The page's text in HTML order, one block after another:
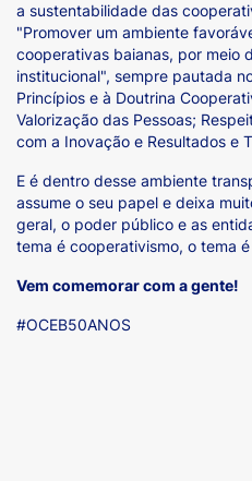
a sustentabilidade das
"Promover um ambiente
cooperativas baianas, por meio
institucional", sempre pautada
Princípios e à Doutrina
Valorização das Pessoas;
com a Inovação e Resultados e
E é dentro desse ambiente
assume o seu papel e deixa
geral, o poder público e as
tema é cooperativismo, o tema é
Vem comemorar com a gente!
#OCEB50ANOS